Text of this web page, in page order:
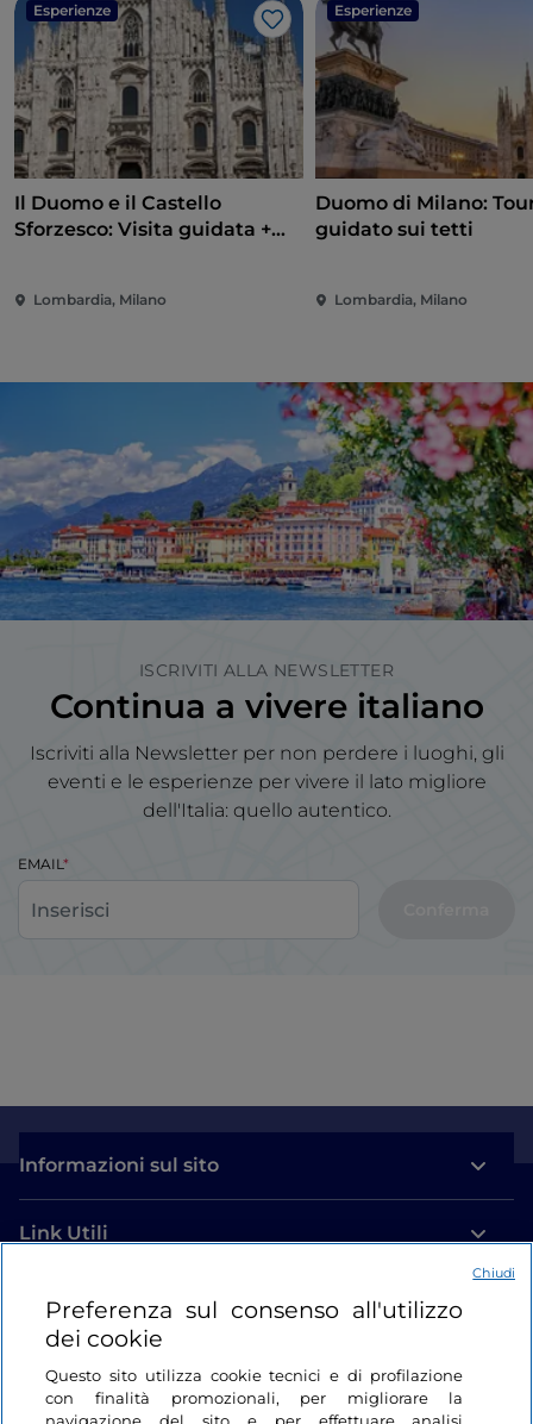
Esperienze
Like
Il Duomo e il Castello
Sforzesco: Visita guidata +
Lombardia, Milano
Esperienze
Duomo di Milano:
guidato sui tetti
Lombardia, Milano
ISCRIVITI ALLA NEWSLETTER
Continua a vivere italiano
Iscriviti alla Newsletter per non perdere i luoghi, gli
eventi e le esperienze per vivere il lato migliore
dell'Italia: quello autentico.
EMAIL
Informazioni sul sito
Link Utili
Login
Restiamo in contatto
Preferenza sul consenso all'utilizzo
dei cookie
Questo sito utilizza cookie tecnici e di profilazione
con finalità promozionali, per migliorare la
Chiudi